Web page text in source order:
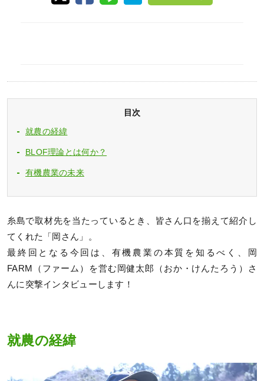
目次
就農の経緯
BLOF理論とは何か？
有機農業の未来
糸島で取材先を当たっているとき、皆さん口を揃えて紹介し
てくれた「岡さん」。
最終回となる今回は、有機農業の本質を知るべく、岡
FARM（ファーム）を営む岡健太郎（おか・けんたろう）さ
んに突撃インタビューします！
就農の経緯